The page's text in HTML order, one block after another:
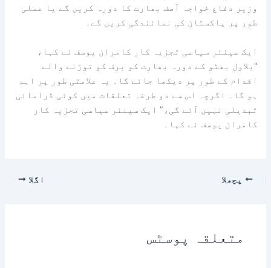
وزیر دفاع خواجہ آصف بھارت کا دورہ کریں گے یا عملی
طور پر پاکستان کی نمائندگی کریں گے۔
ایک سینئر سیاسی تجزیہ کار کامران یوسف نے کہا،
"بلاول بھٹو کے دورہ بھارت کو برف کو توڑنے والے
اقدام کے طور پر دیکھا جائے گا۔ یہ علامتی طور پر اہم
ہو گا۔ اگرچہ اس سے دو طرفہ تعلقات میں کوئی ڈرامائی
تبدیلی نہیں آئے گی،” ایک سینئر سیاسی تجزیہ کار
کامران یوسف نے کہا۔
پچھلا اگلا
متعلقہ پوسٹس